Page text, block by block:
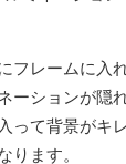
参道が暖か
ミネーション